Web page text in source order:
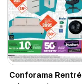
Conforama